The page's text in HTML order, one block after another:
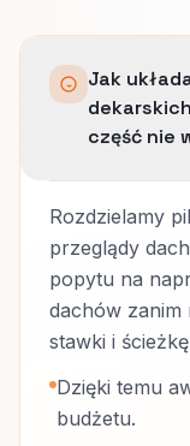
Jak
część nie
Rozdzielamy
przeglądy
popytu na
dachów zanim
stawki i
Dzięki temu
budżetu.